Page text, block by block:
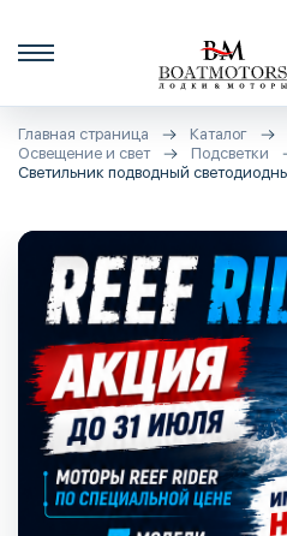
Главная страница Каталог
Освещение и свет
Подсветки
Светильник подводный